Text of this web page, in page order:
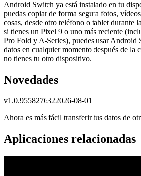
Android Switch ya está instalado en tu
puedas copiar de forma segura fotos,
cosas, desde otro teléfono o tablet durante
si tienes un Pixel 9 o uno más reciente
Pro Fold y A-Series), puedes usar Android
datos en cualquier momento después de la
no tienes tu otro dispositivo.
Novedades
v1.0.9558276322026-08-01
Ahora es más fácil transferir tus datos de
Aplicaciones relacionadas